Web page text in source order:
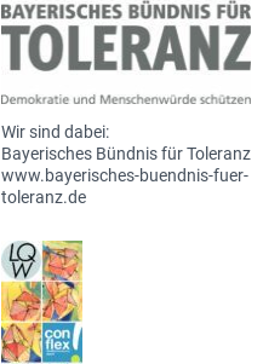
Wir sind dabei:
Bayerisches Bündnis für Toleranz
www.bayerisches-buendnis-fuer-
toleranz.de